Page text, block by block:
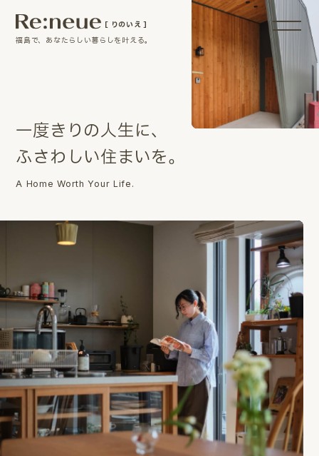
［ りのいえ ］
福島で、あなたらしい暮らしを叶える。
一度き りの人生に、
ふさわ しい住まいを。
A Home Worth Your Life.